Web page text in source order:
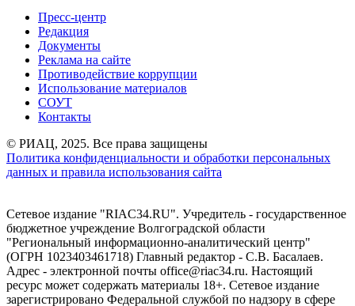
Пресс-центр
Редакция
Документы
Реклама на сайте
Противодействие коррупции
Использование материалов
СОУТ
Контакты
© РИАЦ, 2025. Все права защищены
Политика конфиденциальности и обработки персональных
данных и правила использования сайта
Сетевое издание "RIAC34.RU". Учредитель - государственное
бюджетное учреждение Волгоградской области
"Региональный информационно-аналитический центр"
(ОГРН 1023403461718) Главный редактор - С.В. Басалаев.
Адрес - электронной почты office@riac34.ru. Настоящий
ресурс может содержать материалы 18+. Сетевое издание
зарегистрировано Федеральной службой по надзору в сфере